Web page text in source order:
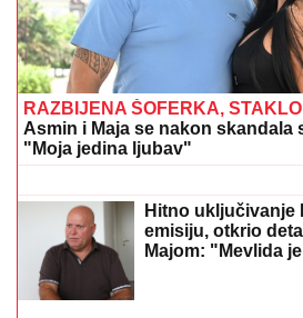
Toni Bijelić objavio sliku sa
MREŽE SE USIJALE OD
"PRIJATELJI ZA CEO ŽIVOT"
(VIDEO)
DVORIŠTU I
uhapšen begunac
raspisana
"VOLIM STARIJE
Viktor progovorili
BRAKU, pa